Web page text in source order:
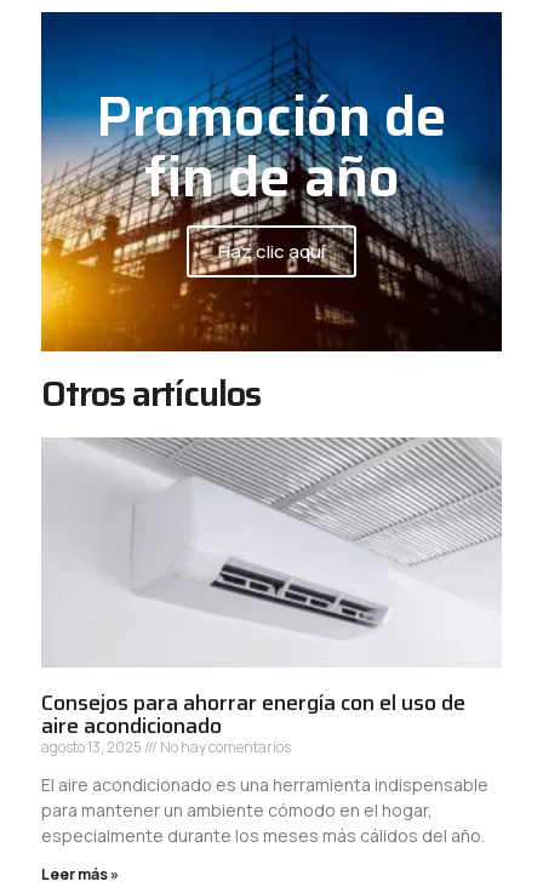
Promoción de
fin de año
Haz clic aquí
Otros artículos
Consejos para ahorrar energía con el uso de
aire acondicionado
agosto 13, 2025 No hay comentarios
El aire acondicionado es una herramienta indispensable
para mantener un ambiente cómodo en el hogar,
especialmente durante los meses más cálidos del año.
Leer más »